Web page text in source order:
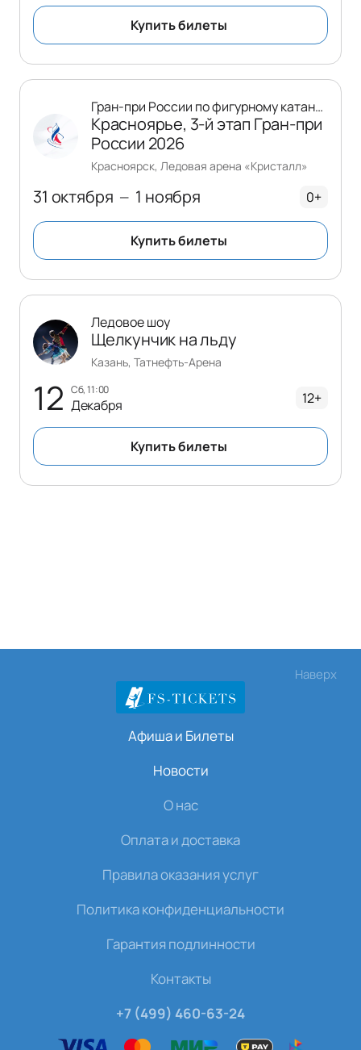
Купить билеты
31 октября — 1 ноября
Гран-при России по фигурному катанию
Красноярье, 3-й этап Гран-при
России 2026
Красноярск, Ледовая арена «Кристалл»
0+
Купить билеты
12 сб, 11:00
Декабря
Ледовое шоу
Щелкунчик на льду
Казань, Татнефть-Арена
12+
Купить билеты
Наверх
Афиша и Билеты
Новости
О нас
Оплата и доставка
Правила оказания услуг
Политика конфиденциальности
Гарантия подлинности
Контакты
+7 (499) 460-63-24